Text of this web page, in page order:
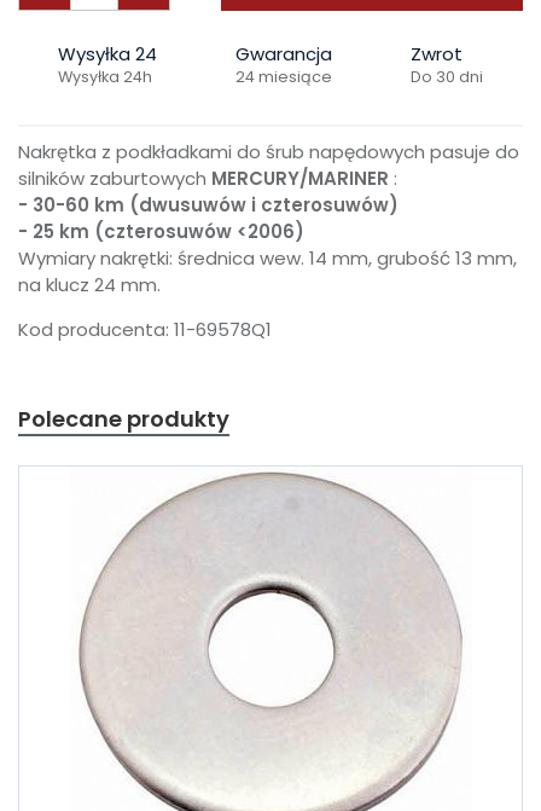
Wysyłka 24
Wysyłka 24h
Gwarancja
24 miesiące
Zwrot
Do 30 dni
Nakrętka z podkładkami do śrub napędowych pasuje do
silników zaburtowych MERCURY/MARINER :
- 30-60 km (dwusuwów i czterosuwów)
- 25 km (czterosuwów <2006)
Wymiary nakrętki: średnica wew. 14 mm, grubość 13 mm,
na klucz 24 mm.
Kod producenta: 11-69578Q1
Polecane produkty